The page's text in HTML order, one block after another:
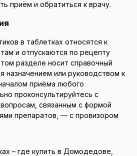
приём и обратиться к врачу.
в таблетках относятся к
и отпускаются по рецепту
разделе носит справочный
назначением или руководством к
приёма любого
проконсультируйтесь с
связанным с формой
препаратов, — с провизором
– где купить в Домодедове,